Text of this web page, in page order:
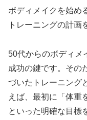
ボディメイクを始め
トレーニングの計画
50代からのボディメ
成功の鍵です。その
づいたトレーニング
えば、最初に「体重
といった明確な目標